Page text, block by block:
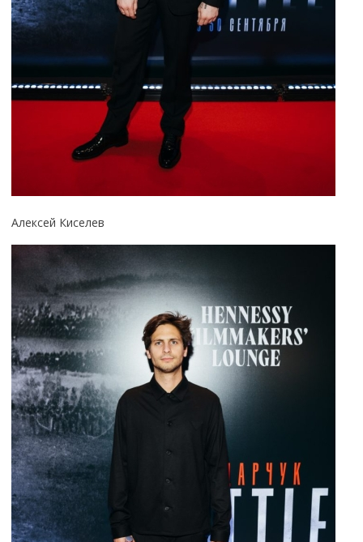
Алексей Киселев